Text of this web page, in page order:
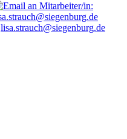
lisa.strauch@siegenburg.de